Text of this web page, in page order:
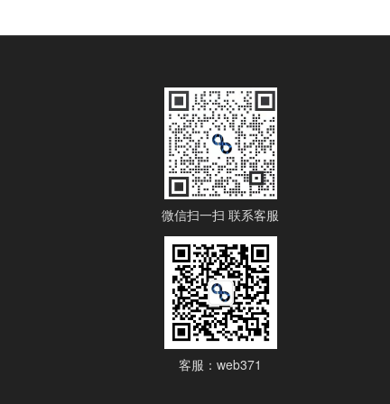
微信扫一扫 联系客服
客服：web371